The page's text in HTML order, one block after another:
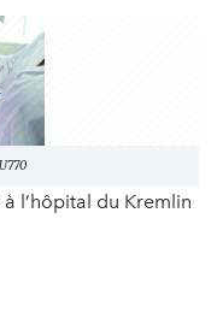
l’hôpital du Kremlin